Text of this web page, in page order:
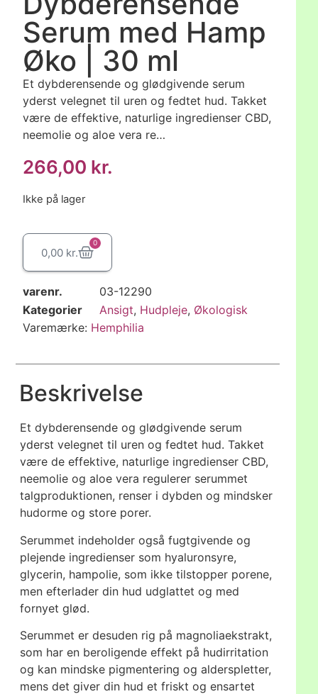
Serum med Hamp
Øko | 30 ml
Et dybderensende og glødgivende serum
yderst velegnet til uren og fedtet hud. Takket
være de effektive, naturlige ingredienser CBD,
neemolie og aloe vera re…
266,00 kr.
Ikke på lager
0,00 kr.
0
varenr.
03-12290
Kategorier
Ansigt, Hudpleje, Økologisk
Varemærke: Hemphilia
Beskrivelse
Et dybderensende og glødgivende serum
yderst velegnet til uren og fedtet hud. Takket
være de effektive, naturlige ingredienser CBD,
neemolie og aloe vera regulerer serummet
talgproduktionen, renser i dybden og mindsker
hudorme og store porer.
Serummet indeholder også fugtgivende og
plejende ingredienser som hyaluronsyre,
glycerin, hampolie, som ikke tilstopper porene,
men efterlader din hud udglattet og med
fornyet glød.
Serummet er desuden rig på magnoliaekstrakt,
som har en beroligende effekt på hudirritation
og kan mindske pigmentering og alderspletter,
mens det giver din hud et friskt og ensartet